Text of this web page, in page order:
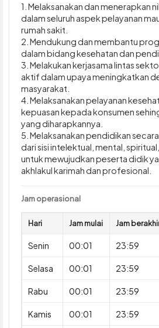
1. Melaksanakan dan menerapkan
dalam seluruh aspek pelayanan
rumah sakit.
2. Mendukung dan membantu
dalam bidang kesehatan dan
3. Melakukan kerjasama lintas
aktif dalam upaya meningkatkan
masyarakat.
4. Melaksanakan pelayanan
kepuasan kepada konsumen
yang diharapkannya.
5. Melaksanakan pendidikan
dari sisi intelektual, mental,
untuk mewujudkan peserta didik
akhlakul karimah dan profesional.
Jam operasional
Hari Jam mulai Jam
Senin 00:01 23:59
Selasa 00:01 23:59
Rabu 00:01 23:59
Kamis 00:01 23:59